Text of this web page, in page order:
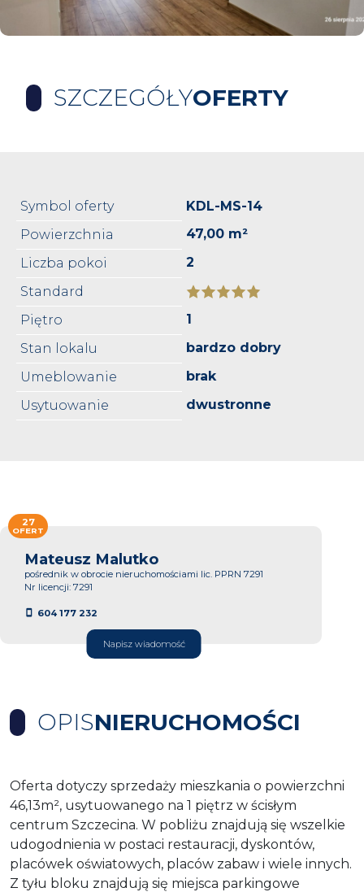
SZCZEGÓŁYOFERTY
Symbol oferty
KDL-MS-14
Powierzchnia
47,00 m²
Liczba pokoi
2
Standard
Piętro
1
Stan lokalu
bardzo dobry
Umeblowanie
brak
Usytuowanie
dwustronne
Mateusz Malutko
pośrednik w obrocie nieruchomościami lic. PPRN 7291
Nr licencji: 7291
604 177 232
Napisz wiadomość
27
OFERT
OPISNIERUCHOMOŚCI
Oferta dotyczy sprzedaży mieszkania o powierzchni
46,13m², usytuowanego na 1 piętrz w ścisłym
centrum Szczecina. W pobliżu znajdują się wszelkie
udogodnienia w postaci restauracji, dyskontów,
placówek oświatowych, placów zabaw i wiele innych.
Z tyłu bloku znajdują się miejsca parkingowe